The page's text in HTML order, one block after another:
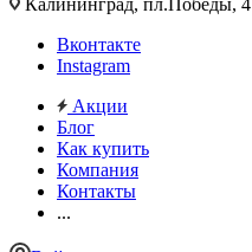
Калининград, пл.Победы, 4
Вконтакте
Instagram
Акции
Блог
Как купить
Компания
Контакты
...